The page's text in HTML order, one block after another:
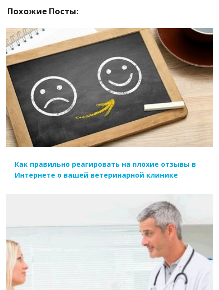
Похожие Посты:
ЧИТАТЬ ДАЛЕЕ
Как правильно реагировать на плохие отзывы в
Интернете о вашей ветеринарной клинике